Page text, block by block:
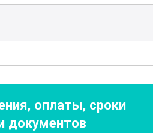
Участники
кухне. Важным
оплаты, сроки
документов